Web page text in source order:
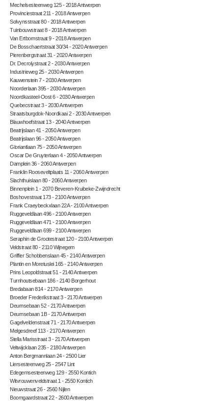
Mechelsesteenweg 125 - 2018 Antwerpen
Provinciestraat 211 - 2018 Antwerpen
Solvynsstraat 80 - 2018 Antwerpen
Tuinbouwstraat 8 - 2018 Antwerpen
Van Ertbornstraat 9 - 2018 Antwerpen
De Bosschaertstraat 30/34 - 2020 Antwerpen
Pierenbergstraat 31 - 2020 Antwerpen
Dr. Decrolystraat 2 - 2030 Antwerpen
Industrieweg 25 - 2030 Antwerpen
Kauwenstein 7 - 2030 Antwerpen
Noorderlaan 395 - 2030 Antwerpen
Noordkasteel-Oost 6 - 2030 Antwerpen
Quebecstraat 3 - 2030 Antwerpen
Straatsburgdok-Noordkaai 2 - 2030 Antwerpen
Blauwhoefstraat 13 - 2040 Antwerpen
Beatrijslaan 41 - 2050 Antwerpen
Beatrijslaan 96 - 2050 Antwerpen
Gloriantlaan 75 - 2050 Antwerpen
Oscar De Gruyterlaan 4 - 2050 Antwerpen
Damplein 36 - 2060 Antwerpen
Franklin Rooseveltplaats 11 - 2060 Antwerpen
Slachthuislaan 80 - 2060 Antwerpen
Binnenplein 1 - 2070 Beveren-Kruibeke-Zwijndrecht
Boshovestraat 173 - 2100 Antwerpen
Frank Craeybeckxlaan 22A - 2100 Antwerpen
Ruggeveldlaan 496 - 2100 Antwerpen
Ruggeveldlaan 471 - 2100 Antwerpen
Ruggeveldlaan 699 - 2100 Antwerpen
Seraphin de Grootestraat 120 - 2100 Antwerpen
Veldstraat 80 - 2110 Wijnegem
Griffier Schobbenslaan 45 - 2140 Antwerpen
Plantin en Moretuslei 165 - 2140 Antwerpen
Prins Leopoldstraat 51 - 2140 Antwerpen
Turnhoutsebaan 186 - 2140 Borgerhout
Bredabaan 814 - 2170 Antwerpen
Broeder Frederikstraat 3 - 2170 Antwerpen
Deurnsebaan 52 - 2170 Antwerpen
Deurnsebaan 1B - 2170 Antwerpen
Gagelveldenstraat 71 - 2170 Antwerpen
Melgesdreef 113 - 2170 Antwerpen
Stella Marisstraat 3 - 2170 Antwerpen
Veltwijcklaan 235 - 2180 Antwerpen
Anton Bergmannlaan 24 - 2500 Lier
Liersesteenweg 25 - 2547 Lint
Edegemsesteenweg 129 - 2550 Kontich
Witvrouwenveldstraat 1 - 2550 Kontich
Nieuwstraat 26 - 2560 Nijlen
Boomgaardstraat 22 - 2600 Antwerpen